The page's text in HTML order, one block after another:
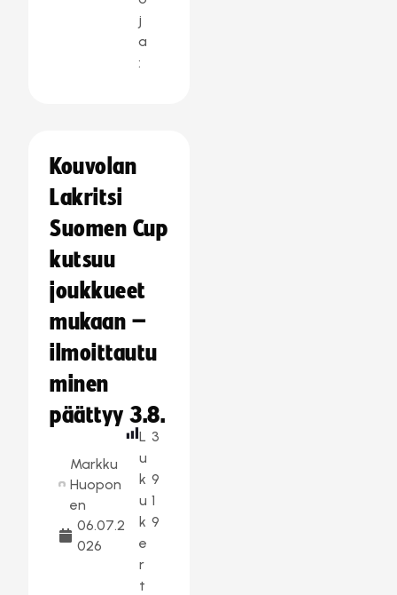
j
a
:
Kouvolan
Lakritsi
Suomen Cup
kutsuu
joukkueet
mukaan –
ilmoittautu
minen
päättyy 3.8.
Markku
Huopon
en
06.07.2
026
L
u
k
u
k
e
r
t
3
9
1
9